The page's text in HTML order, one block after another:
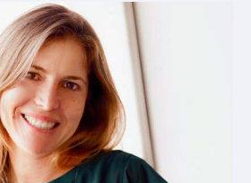
DE LOS MIEMBROS